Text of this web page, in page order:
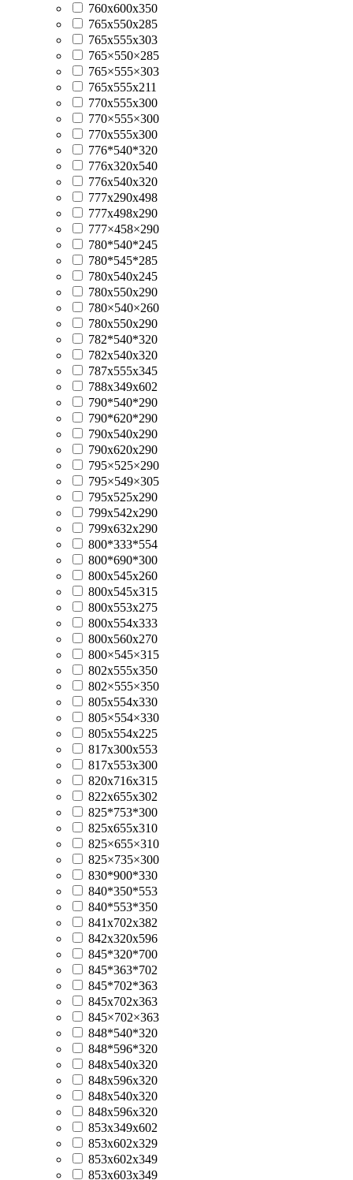
760x600x350
765x550x285
765x555x303
765×550×285
765×555×303
765х555х211
770x555x300
770×555×300
770х555х300
776*540*320
776x320x540
776х540х320
777x290x498
777x498x290
777×458×290
780*540*245
780*545*285
780x540x245
780x550x290
780×540×260
780х550х290
782*540*320
782x540x320
787x555x345
788x349x602
790*540*290
790*620*290
790x540x290
790x620x290
795×525×290
795×549×305
795х525х290
799x542x290
799x632x290
800*333*554
800*690*300
800x545x260
800x545x315
800x553x275
800x554x333
800x560x270
800×545×315
802x555x350
802×555×350
805x554x330
805×554×330
805х554х225
817x300x553
817x553x300
820x716x315
822x655x302
825*753*300
825x655x310
825×655×310
825×735×300
830*900*330
840*350*553
840*553*350
841x702x382
842x320x596
845*320*700
845*363*702
845*702*363
845x702x363
845×702×363
848*540*320
848*596*320
848x540x320
848x596x320
848х540х320
848х596х320
853x349x602
853x602x329
853x602x349
853x603x349